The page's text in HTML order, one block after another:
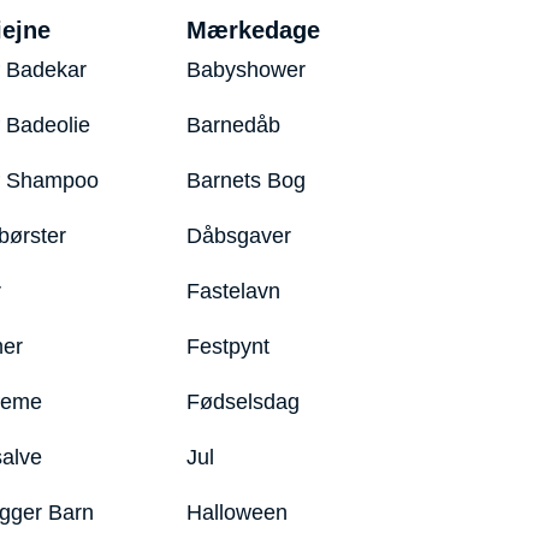
Badekar
Badeolie
Shampoo
Barn
Mærkedage
Babyshower
Barnedåb
Barnets Bog
Dåbsgaver
Fastelavn
Festpynt
Fødselsdag
Jul
Halloween